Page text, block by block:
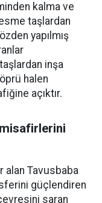
kalma ve
taşlardan
yapılmış
inşa
halen
açıktır.
misafirlerini
alan Tavusbaba
güçlendiren
saran